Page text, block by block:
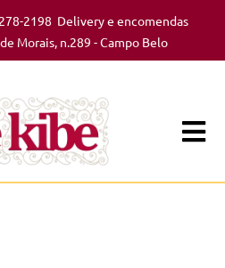
2198 Delivery e encomendas
Morais, n.289 - Campo Belo